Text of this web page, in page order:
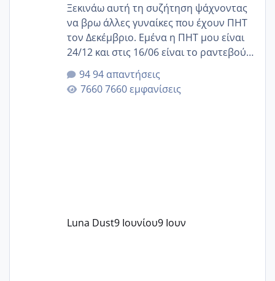
Ξεκινάω αυτή τη συζήτηση ψάχνοντας
να βρω άλλες γυναίκες που έχουν ΠΗΤ
τον Δεκέμβριο. Εμένα η ΠΗΤ μου είναι
24/12 και στις 16/06 είναι το ραντεβού
της αυχενικής διαφάνειας. Έχω αρκετό
άγχος και οι μέρες δεν φαίνεται να
περνάνε με τίποτα.
94 απαντήσεις
7660 εμφανίσεις
Luna Dust9 Ιουνίου9 Ιουν